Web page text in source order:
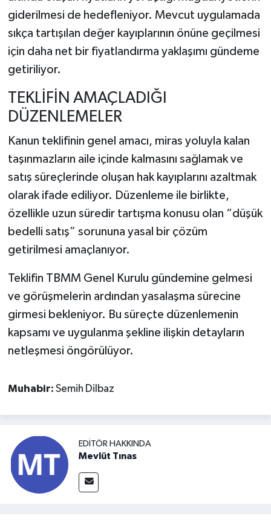
giderilmesi de hedefleniyor. Mevcut uygulamada
sıkça tartışılan değer kayıplarının önüne geçilmesi
için daha net bir fiyatlandırma yaklaşımı gündeme
getiriliyor.
TEKLİFİN AMAÇLADIĞI
DÜZENLEMELER
Kanun teklifinin genel amacı, miras yoluyla kalan
taşınmazların aile içinde kalmasını sağlamak ve
satış süreçlerinde oluşan hak kayıplarını azaltmak
olarak ifade ediliyor. Düzenleme ile birlikte,
özellikle uzun süredir tartışma konusu olan “düşük
bedelli satış” sorununa yasal bir çözüm
getirilmesi amaçlanıyor.
Teklifin TBMM Genel Kurulu gündemine gelmesi
ve görüşmelerin ardından yasalaşma sürecine
girmesi bekleniyor. Bu süreçte düzenlemenin
kapsamı ve uygulanma şekline ilişkin detayların
netleşmesi öngörülüyor.
Muhabir: Semih Dilbaz
EDITÖR HAKKINDA
Mevlüt Tınas